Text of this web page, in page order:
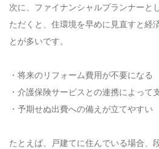
次に、ファイナンシャルプランナーと
ただくと、住環境を早めに見直すと経
とが多いです。
・将来のリフォーム費用が不要になる
・介護保険サービスとの連携によって
・予期せぬ出費への備えが立てやすい
たとえば、戸建てに住んでいる場合、